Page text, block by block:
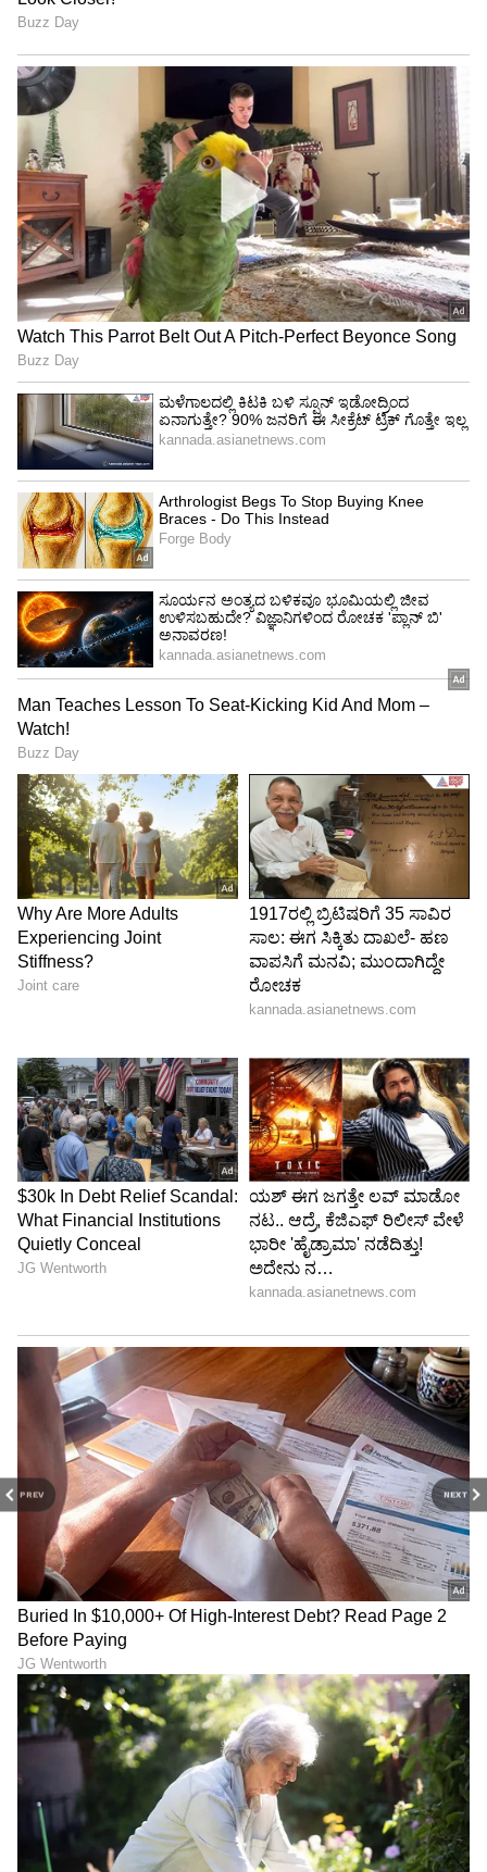
PREV NEXT
ಕೊಡಲು ಚಿಂತನೆ ನಡೆಸಲಾಗಿದೆ ಎಂದು ಬಿಜೆಪಿ ರಾಜ್ಯಾಧ್ಯಕ್ಷ
ನಳಿನ್ ಕುಮಾರ್ ಕಟೀಲ್ ತಿಳಿಸಿದ್ದಾರೆ. ಈ ಮೂಲಕ
ಶಾಸಕರಿಗೆ ಪರೋಕ್ಷ ಎಚ್ಚರಿಕೆ ನೀಡಿದ್ದಾರೆ. ಪಕ್ಷದಲ್ಲಿ ಶಿಸ್ತು
ಕಾಯ್ದುಕೊಳ್ಳುವುದು ಅಗತ್ಯ. ಯಾರೇ ಆಗಲಿ ಬಹಿರಂಗವಾಗಿ
ಪಕ್ಷದ ವಿಚಾರಗಳನ್ನು ಚರ್ಚೆ ಮಾಡುವಂತಿಲ್ಲ. ಯಾರು
ಮಾಧ್ಯಮದಲ್ಲಿ ಮಾತಾಡುತ್ತಿದ್ದಾರೋ ಅವರನ್ನು ಕರೆದು
ಮಾತಾಡುತ್ತೇನೆ. ಈಗಾಗಲೇ ಪದೇ ಪದೇ ಶಿಸ್ತು
ಉಲ್ಲಂಘಿಸಿದ್ದಕ್ಕಾಗಿ ರಾಜ್ಯದ ಶಿಸ್ತು ಸಮಿತಿ ಮೂಲಕ‌
ಸ್ಪಷ್ಟೀಕರಣ ಪಡೆದು ಕೇಂದ್ರಕ್ಕೆ ವರದಿ ನೀಡಲಾಗಿದೆ, ಅಲ್ಲಿ
ಪರಿಶೀಲಿಸಿ ಕ್ರಮ ಕೈಗೊಳ್ಳಲಾಗುತ್ತದೆ ಎಂದರು.
Karnataka BJP ದಿಢೀರ್ ರಾಜ್ಯಪಾರನ್ನ ಭೇಟಿಯಾದ
ಕಟೀಲ್ ನೇತೃತ್ವದ ಬಿಜೆಪಿ ನಿಯೋಗ
ಯಾವುದೇ ಶಾಸಕರು ಸಂಪುಟ ವಿಸ್ತರಣೆ ಬಗ್ಗೆ ಮಾತನಾಡುವ
ಅವಶ್ಯಕತೆ ಇಲ್ಲ. ರಾಷ್ಟ್ರೀಯ ನಾಯಕರು ಯೋಚನೆ ಮಾಡ್ತಾರೆ.
ಈಗಾಗಲೇ ಸಿಎಂ ಕೂಡ ಅದನ್ನ ಸ್ಪಷ್ಟಪಡಿಸಿದ್ದಾರೆ. ಸಿಎಂ
ಹಾಗೂ ಹೈಕಮಾಂಡ್ ನಾಯಕರು ತೀರ್ಮಾನ ಮಾಡ್ತಾರೆ.
ಯಾವುದೇ ನಾಯಕತ್ವ ಬದಲಾವಣೆ ಇಲ್ಲ, ಸಿಎಂ ಮುಂದಿನ
ವರ್ಷವೂ ಪೂರ್ಣ ಮಾಡ್ತಾರೆ. ನಮ್ಮ ಟಾರ್ಗೆಟ್ ಇರೋದು
ಯಾವುದೇ ಬದಲಾವಣೆ ಇಲ್ಲ ಎಂದು ಕಟೀಲ್
ಸ್ಪಷ್ಟಪಡಿಸಿದರು.